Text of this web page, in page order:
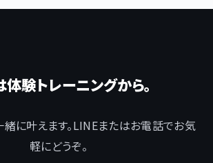
体験トレーニングから。
緒に叶えます。LINEまたはお電話でお気
軽にどうぞ。